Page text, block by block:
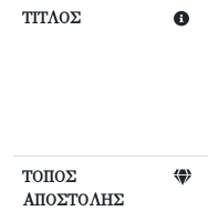
ΤΙΤΛΟΣ
ΤΟΠΟΣ
ΑΠΟΣΤΟΛΗΣ